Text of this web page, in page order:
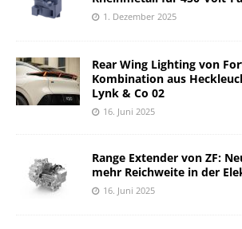
1. Dezember 2025
Rear Wing Lighting von
Kombination aus
Lynk & Co 02
16. Juni 2025
Range Extender von ZF:
mehr Reichweite in der
16. Juni 2025